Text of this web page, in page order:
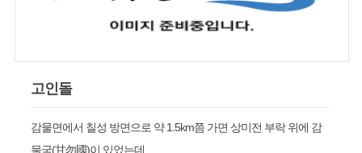
고인돌
감물면에서 칠성 방면으로 약 1.5km쯤 가면 상미전 부락 위에 감
물국(甘勿國)이 있었는데